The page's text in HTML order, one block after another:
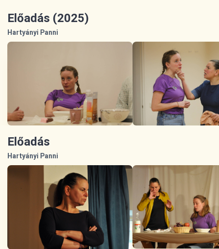
Előadás (2025)
Hartyányi Panni
Előadás
Hartyányi Panni